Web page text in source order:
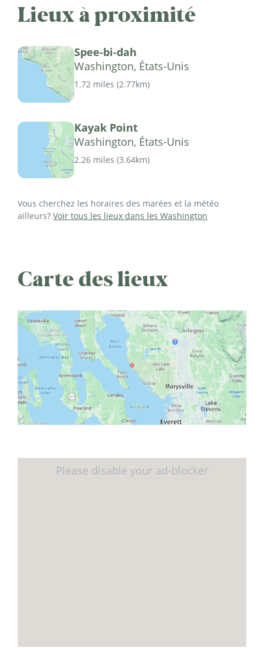
Lieux à proximité
Spee-bi-dah
Washington, États-Unis
1.72 miles (2.77km)
Kayak Point
Washington, États-Unis
2.26 miles (3.64km)
Vous cherchez les horaires des marées et la météo
ailleurs? Voir tous les lieux dans les Washington
Carte des lieux